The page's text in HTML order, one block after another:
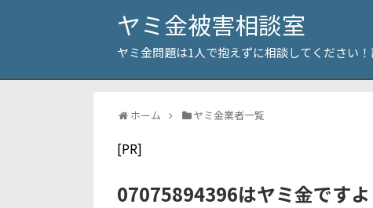
ヤミ金被害相談室
ヤミ金問題は1人で抱えずに相談してください
ホーム ヤミ金業者一覧
[PR]
07075894396はヤミ金ですよ